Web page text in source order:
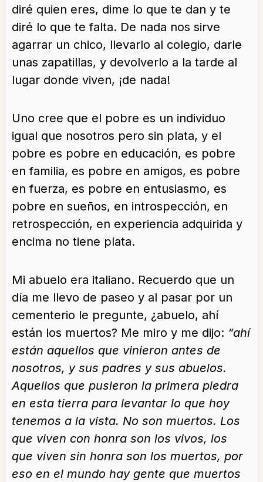
diré quien eres, dime lo que te dan y te
diré lo que te falta. De nada nos sirve
agarrar un chico, llevarlo al colegio, darle
unas zapatillas, y devolverlo a la tarde al
lugar donde viven, ¡de nada!
Uno cree que el pobre es un individuo
igual que nosotros pero sin plata, y el
pobre es pobre en educación, es pobre
en familia, es pobre en amigos, es pobre
en fuerza, es pobre en entusiasmo, es
pobre en sueños, en introspección, en
retrospección, en experiencia adquirida y
encima no tiene plata.
Mi abuelo era italiano. Recuerdo que un
día me llevo de paseo y al pasar por un
cementerio le pregunte, ¿abuelo, ahí
están los muertos? Me miro y me dijo: “ahí
están aquellos que vinieron antes de
nosotros, y sus padres y sus abuelos.
Aquellos que pusieron la primera piedra
en esta tierra para levantar lo que hoy
tenemos a la vista. No son muertos. Los
que viven con honra son los vivos, los
que viven sin honra son los muertos, por
eso en el mundo hay gente que muertos